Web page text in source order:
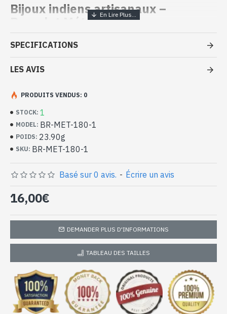
Bijoux indiens artisanaux –
Bracelet Métal
- Bracelet en Métal
- Fermoir : Crochet
- Bracelet réglable
- Longueur du bracelet (attache comprise) : 20cm approx
- Largeur du bracelet : 1,6cm approx
Livré avec un petit sac artisanal
Bracelet indien en Métal (BR-MET-
180-1)
SPECIFICATIONS
LES AVIS
STOCK: 1
MODEL: BR-MET-180-1
POIDS: 23.90g
SKU: BR-MET-180-1
PRODUITS VENDUS: 0
Basé sur 0 avis. - Écrire un avis
16,00€
DEMANDER PLUS D'INFORMATIONS
TABLEAU DES TAILLES